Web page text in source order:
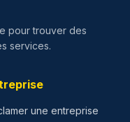
pour trouver des
services.
une entreprise